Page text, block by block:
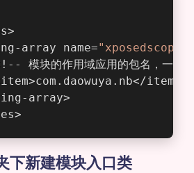
array name=
"xposedscope"
模块的作用域应用的包名，一行
item>
array>
下新建模块入口类